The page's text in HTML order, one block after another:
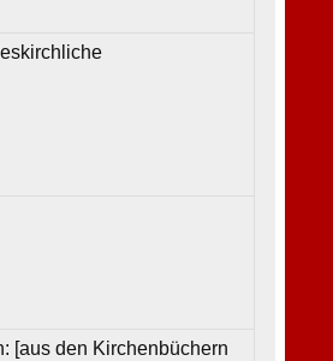
[aus den Kirchenbüchern